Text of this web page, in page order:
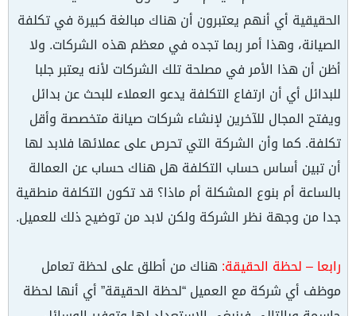
الحقيقية أي أنهم يعتبرون أن هناك مبالغة كبيرة في تكلفة
الصيانة، وهذا أمر ربما تجده في معظم هذه الشركات. ولا
أظن أن هذا الأمر في مصلحة تلك الشركات لأنه يعتبر جلبا
للبدائل أي أن ارتفاع التكلفة يدعو العملاء للبحث عن بدائل
ويفتح المجال للآخرين لإنشاء شركات صيانة متخصصة وأقل
تكلفة. كما وأن الشركة التي تحرص على عملائها فلابد لها
أن تبين أساس حساب التكلفة هل هناك حساب عن العمالة
بالساعة أم بنوع المشكلة أم ماذا؟ قد تكون التكلفة منطقية
جدا من وجهة نظر الشركة ولكن لابد من توضيح ذلك للعميل.
رابعا – لحظة الحقيقة: هناك من أطلق على لحظة تعامل
موظف أي شركة مع العميل “لحظة الحقيقة” أي أنها لحظة